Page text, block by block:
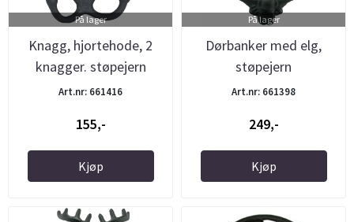
På lager
Knagg, hjortehode, 2
knagger. støpejern
Art.nr: 661416
155,-
Kjøp
På lager
Dørbanker med elg,
støpejern
Art.nr: 661398
249,-
Kjøp